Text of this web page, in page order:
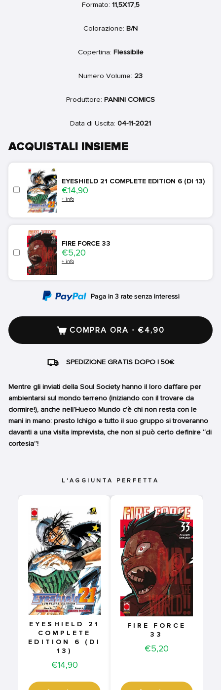
Formato: 11,5X17,5
Colorazione: B/N
Copertina: Flessibile
Numero Volume: 23
Produttore: PANINI COMICS
Data di Uscita: 04-11-2021
ACQUISTALI INSIEME
EYESHIELD 21 COMPLETE EDITION 6 (DI 13)
Price
€14,90
+ info
FIRE FORCE 33
Price
€5,20
+ info
COMPRA ORA · €4,90
SPEDIZIONE GRATIS DOPO I 50€
Mentre gli inviati della Soul Society hanno il loro daffare per
ambientarsi sul mondo terreno (iniziando con il trovare da
dormire!), anche nell’Hueco Mundo c’è chi non resta con le
mani in mano: presto Ichigo e tutto il suo gruppo si troveranno
davanti a una visita imprevista, che non si può certo definire “di
cortesia”!
L'AGGIUNTA PERFETTA
EYESHIELD 21
COMPLETE
EDITION 6 (DI
13)
Price
€14,90
FIRE FORCE
33
Price
€5,20